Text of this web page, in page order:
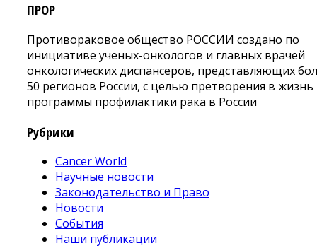
ПРОР
Противораковое общество РОССИИ создано по
инициативе ученых-онкологов и главных врачей
онкологических диспансеров, представляющих
50 регионов России, с целью претворения в жизнь
программы профилактики рака в России
Рубрики
Cancer World
Научные новости
Законодательство и Право
Новости
События
Наши публикации